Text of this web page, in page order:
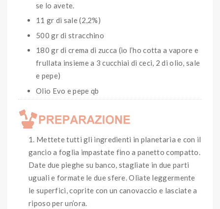
se lo avete.
11 gr di sale (2,2%)
500 gr di stracchino
180 gr di crema di zucca (io l’ho cotta a vapore e
frullata insieme a 3 cucchiai di ceci, 2 di olio, sale
e pepe)
Olio Evo e pepe qb
Mettete tutti gli ingredienti in planetaria e con il
gancio a foglia impastate fino a panetto compatto.
Date due pieghe su banco, stagliate in due parti
uguali e formate le due sfere. Oliate leggermente
le superfici, coprite con un canovaccio e lasciate a
riposo per un’ora.